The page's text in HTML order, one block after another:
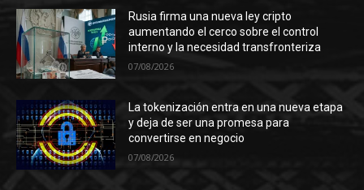
Rusia firma una nueva ley cripto
aumentando el cerco sobre el control
interno y la necesidad transfronteriza
07/08/2026
La tokenización entra en una nueva etapa
y deja de ser una promesa para
convertirse en negocio
07/08/2026